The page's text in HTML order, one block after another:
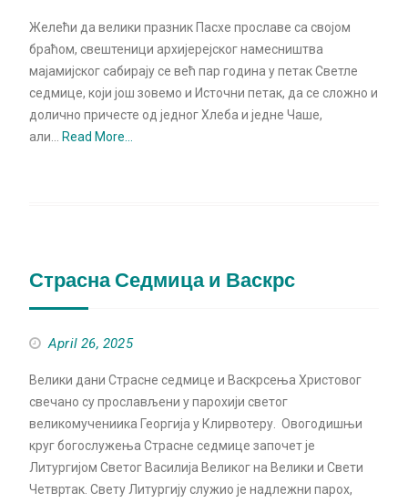
Желећи да велики празник Пасхе прославе са својом
браћом, свештеници архијерејског намесништва
мајамијског сабирају се већ пар година у петак Светле
седмице, који још зовемо и Источни петак, да се сложно и
долично причесте од једног Хлеба и једне Чаше,
али…
Read More…
Страсна Седмица и Васкрс
April 26, 2025
Велики дани Страсне седмице и Васкрсења Христовог
свечано су прослављени у парохији светог
великомучениика Георгија у Клирвотеру. Овогодишњи
круг богослужења Страсне седмице започет је
Литургијом Светог Василија Великог на Велики и Свети
Четвртак. Свету Литургију служио је надлежни парох,